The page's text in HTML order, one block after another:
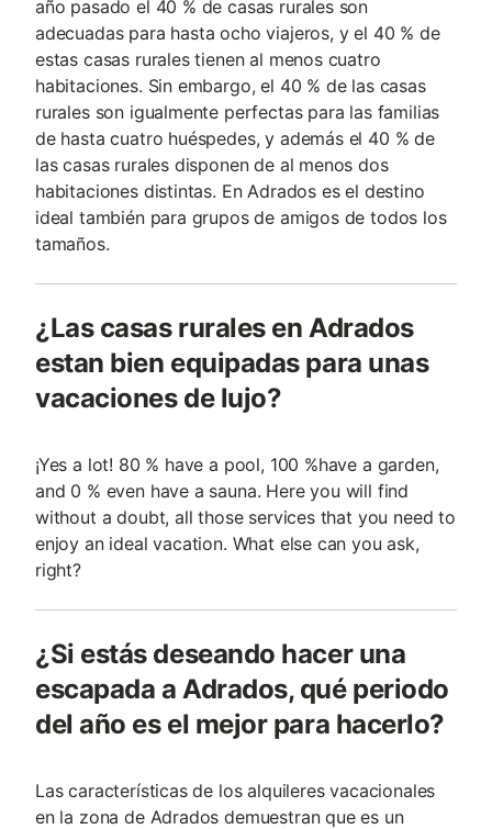
año pasado el 40 % de casas rurales son
adecuadas para hasta ocho viajeros, y el 40 % de
estas casas rurales tienen al menos cuatro
habitaciones. Sin embargo, el 40 % de las casas
rurales son igualmente perfectas para las familias
de hasta cuatro huéspedes, y además el 40 % de
las casas rurales disponen de al menos dos
habitaciones distintas. En Adrados es el destino
ideal también para grupos de amigos de todos los
tamaños.
¿Las casas rurales en Adrados
estan bien equipadas para unas
vacaciones de lujo?
¡Yes a lot! 80 % have a pool, 100 %have a garden,
and 0 % even have a sauna. Here you will find
without a doubt, all those services that you need to
enjoy an ideal vacation. What else can you ask,
right?
¿Si estás deseando hacer una
escapada a Adrados, qué periodo
del año es el mejor para hacerlo?
Las características de los alquileres vacacionales
en la zona de Adrados demuestran que es un